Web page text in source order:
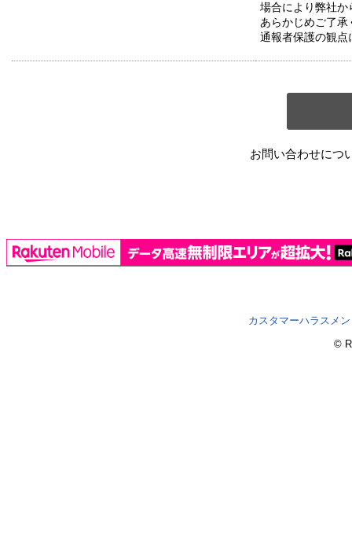
場合により弊社か
あらかじめご了承
通報者保護の観点
お問い合わせにつ
カスタマーハラスメ
©